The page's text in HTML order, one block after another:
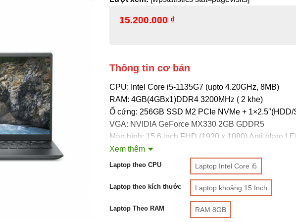
15.200.000 ₫
Thông tin cơ bản
CPU: Intel Core i5-1135G7 (upto 4.20GHz, 8MB)
RAM: 4GB(4GBx1)DDR4 3200MHz ( 2 khe)
Ổ cứng: 256GB SSD M2 PCIe NVMe + 1×2.5″(HDD/
VGA: NVIDIA GeForce MX330 2GB GDDR5
Màn hình: 15.6 inch FHD (1920 x 1080) Anti-glare
Non-touch Narrow Border WVA Display
Pin: 3 cell – 42WHr
Màu sắc: Đen
Hệ điều hành: Windows 10 Home SL
Xem thêm
Laptop theo CPU Laptop Intel Core i5
Laptop theo kích thước Laptop khoảng 15 Inch
Laptop Theo RAM RAM 8GB